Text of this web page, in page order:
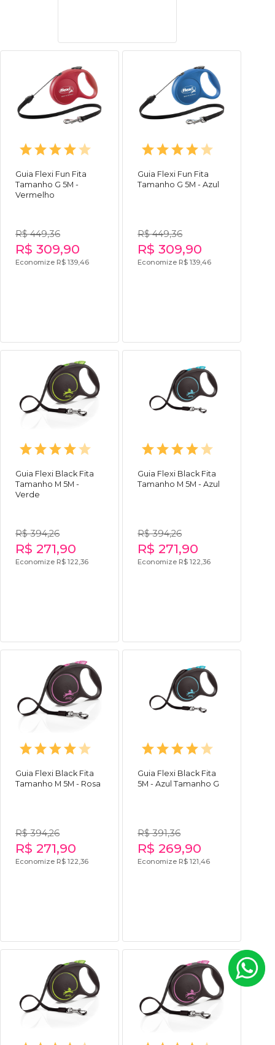
Guia Flexi Fun Fita
Tamanho G 5M -
Vermelho
R$ 449,36
R$ 309,90
Economize R$ 139,46
Guia Flexi Fun Fita
Tamanho G 5M - Azul
R$ 449,36
R$ 309,90
Economize R$ 139,46
Guia Flexi Black Fita
Tamanho M 5M -
Verde
R$ 394,26
R$ 271,90
Economize R$ 122,36
Guia Flexi Black Fita
Tamanho M 5M - Azul
R$ 394,26
R$ 271,90
Economize R$ 122,36
Guia Flexi Black Fita
Tamanho M 5M - Rosa
R$ 394,26
R$ 271,90
Economize R$ 122,36
Guia Flexi Black Fita
5M - Azul Tamanho G
R$ 391,36
R$ 269,90
Economize R$ 121,46